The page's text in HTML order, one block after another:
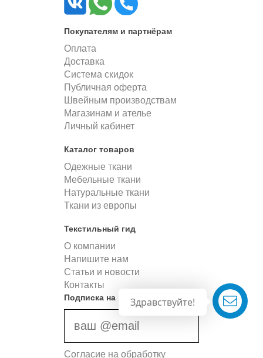
Здравствуйте!
Покупателям и партнёрам
Оплата
Доставка
Система скидок
Публичная оферта
Швейным производствам
Магазинам и ателье
Личный кабинет
Каталог товаров
Одежные ткани
Мебельные ткани
Натуральные ткани
Ткани из европы
Текстильный гид
О компании
Напишите нам
Статьи и новости
Контакты
Подписка на новости
Согласие на обработку